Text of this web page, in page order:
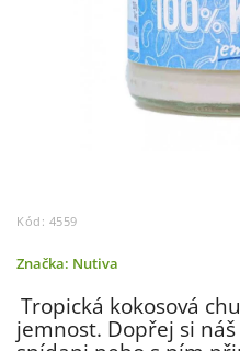
Kód: 4559
Značka: Nutiva
Tropická kokosová
jemnost. Dopřej si